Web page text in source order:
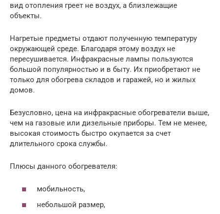
вид отопления греет не воздух, а близлежащие
объекты.
Нагретые предметы отдают полученную температуру
окружающей среде. Благодаря этому воздух не
пересушивается. Инфракрасные лампы пользуются
большой популярностью и в быту. Их приобретают не
только для обогрева складов и гаражей, но и жилых
домов.
Безусловно, цена на инфракрасные обогреватели выше,
чем на газовые или дизельные приборы. Тем не менее,
высокая стоимость быстро окупается за счет
длительного срока службы.
Плюсы данного обогревателя:
мобильность,
небольшой размер,